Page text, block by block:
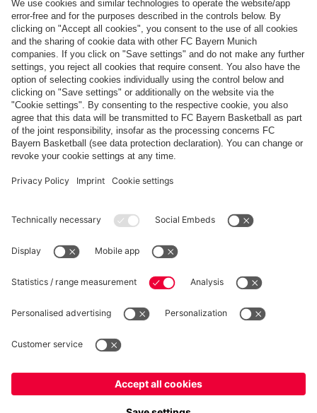
Pagamento e consegna
FC Bayern Store App
RECESSO
Privacy
Impostazioni dei cookie
*Prezzi IVA inclusa e spese di spedizione escluse
© FC Bayern München AG
Italianoper consegnare lì!